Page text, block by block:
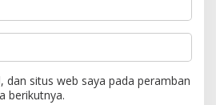
dan situs web saya pada peramban
berikutnya.